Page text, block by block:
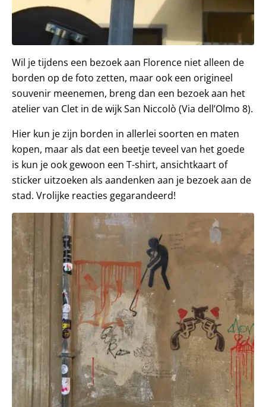
Wil je tijdens een bezoek aan Florence niet alleen de
borden op de foto zetten, maar ook een origineel
souvenir meenemen, breng dan een bezoek aan het
atelier van Clet in de wijk San Niccolò (Via dell’Olmo 8).
Hier kun je zijn borden in allerlei soorten en maten
kopen, maar als dat een beetje teveel van het goede
is kun je ook gewoon een T-shirt, ansichtkaart of
sticker uitzoeken als aandenken aan je bezoek aan de
stad. Vrolijke reacties gegarandeerd!